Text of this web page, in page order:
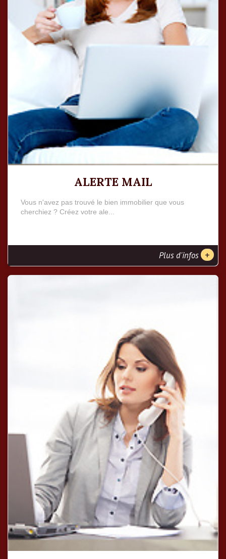
ALERTE MAIL
Vous n'avez pas trouvé le bien immobilier que vous
cherchiez ? Créez votre ale...
Plus d'infos +